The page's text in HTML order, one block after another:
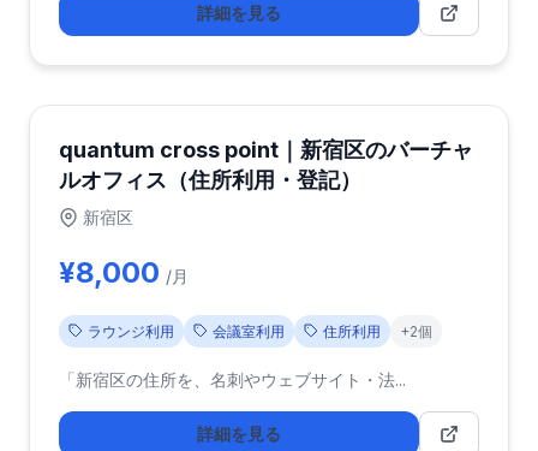
詳細を見る
quantum cross point｜新宿区のバーチャ
ルオフィス（住所利用・登記）
新宿区
¥8,000 /月
ラウンジ利用 会議室利用 住所利用 +2個
「新宿区の住所を、名刺やウェブサイト・法...
詳細を見る